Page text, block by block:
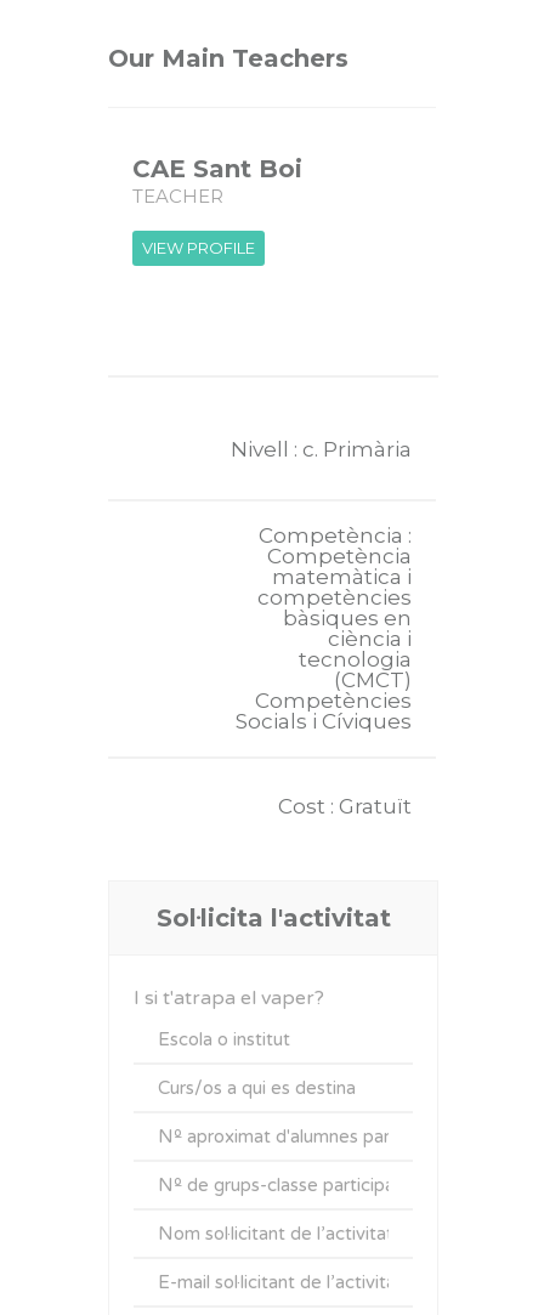
Our Main Teachers
CAE Sant Boi
TEACHER
VIEW PROFILE
Nivell : c. Primària
Competència :
Competència
matemàtica i
competències
bàsiques en
ciència i
tecnologia
(CMCT)
Competències
Socials i Cíviques
Cost : Gratuït
Sol·licita l'activitat
I si t'atrapa el vaper?